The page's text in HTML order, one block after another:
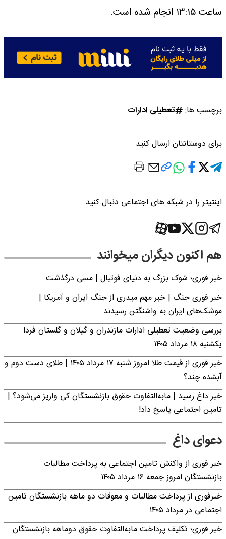
ساعت ۱۳:۱۵ انجام شده است.
برچسب ها: تعطیلی ادارات
برای دوستانتان ارسال کنید
اینتیتر را در شبکه های اجتماعی دنبال کنید
هم اکنون دیگران میخوانند
خبر فوری؛‌ شوک بزرگ به دنیای فوتبال | مسی درگذشت
خبر فوری جنگ | خبر مهم میدری از جنگ ایران و آمریکا |
موشک‌های ایران به واشنگتن رسیدند
بررسی وضعیت تعطیلی ادارات مازندران و گیلان و گلستان فردا
یکشنبه ۱۸ مرداد ۱۴۰۵
خبر فوری از قیمت طلا امروز شنبه ۱۷ مرداد ۱۴۰۵ | طلای دست دوم و
آبشده چند؟
خبر داغ رسید | مابه‌التفاوت حقوق بازنشستگان کی واریز می‌شود؟ |
تامین اجتماعی پاسخ داد!
دعوای داغ
خبر فوری از واکنش تامین اجتماعی به پرداخت مطالبات
بازنشستگان امروز جمعه ۱۶ مرداد ۱۴۰۵
خبرفوری از پرداخت مطالبات و معوقات دو ماهه بازنشستگان تامین
اجتماعی در مرداد ۱۴۰۵
خبر فوری؛ تکلیف پرداخت مابه‌التفاوت حقوق دوماهه بازنشستگان